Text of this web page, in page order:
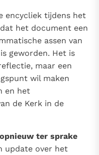
encycliek tijdens het
het document een
assen van
geworden. Het is
maar een
wil maken
en het
de Kerk in de
ter sprake
update over het